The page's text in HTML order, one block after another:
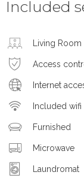
Included
Living
Access
Internet
Included wifi
Furnished
Microwave
Laundromat